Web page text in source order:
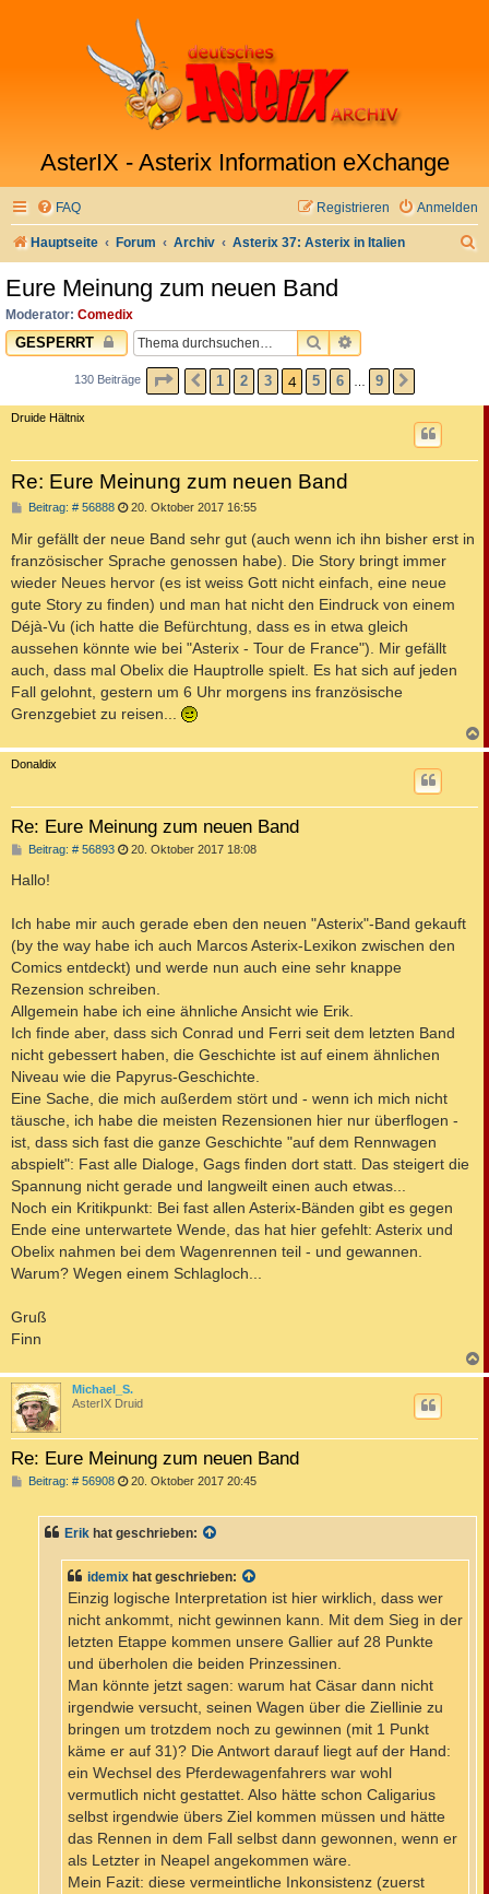
AsterIX - Asterix Information eXchange
FAQ Anmelden
Registrieren
Hauptseite Forum Archiv Asterix 37: Asterix in Italien
Eure Meinung zum neuen Band
Moderator: Comedix
GESPERRT SUCHEERWEITERTE
130 Beiträge SEITE4 VON9
VORHERIGE
1 2 3 4 5 6 9
Druide Hältnix
Re: Eure Meinung zum neuen Band
Beitrag: # 56888B
i
t
r
a
g
20. Oktober 2017 16:55
Mir gefällt der neue Band sehr gut (auch wenn ich ihn bisher erst in
französischer Sprache genossen habe). Die Story bringt immer
wieder Neues hervor (es ist weiss Gott nicht einfach, eine neue
gute Story zu finden) und man hat nicht den Eindruck von einem
Déjà-Vu (ich hatte die Befürchtung, dass es in etwa gleich
aussehen könnte wie bei "Asterix - Tour de France"). Mir gefällt
auch, dass mal Obelix die Hauptrolle spielt. Es hat sich auf jeden
Fall gelohnt, gestern um 6 Uhr morgens ins französische
Grenzgebiet zu reisen...
a
Donaldix
Re: Eure Meinung zum neuen Band
Beitrag: # 56893B
a
g
20. Oktober 2017 18:08
Hallo!
Ich habe mir auch gerade eben den neuen "Asterix"-Band gekauft
(by the way habe ich auch Marcos Asterix-Lexikon zwischen den
Comics entdeckt) und werde nun auch eine sehr knappe
Rezension schreiben.
Allgemein habe ich eine ähnliche Ansicht wie Erik.
Ich finde aber, dass sich Conrad und Ferri seit dem letzten Band
nicht gebessert haben, die Geschichte ist auf einem ähnlichen
Niveau wie die Papyrus-Geschichte.
Eine Sache, die mich außerdem stört und - wenn ich mich nicht
täusche, ich habe die meisten Rezensionen hier nur überflogen -
ist, dass sich fast die ganze Geschichte "auf dem Rennwagen
abspielt": Fast alle Dialoge, Gags finden dort statt. Das steigert die
Spannung nicht gerade und langweilt einen auch etwas...
Noch ein Kritikpunkt: Bei fast allen Asterix-Bänden gibt es gegen
Ende eine unterwartete Wende, das hat hier gefehlt: Asterix und
Obelix nahmen bei dem Wagenrennen teil - und gewannen.
Warum? Wegen einem Schlagloch...
Gruß
Finn
a
Michael_S.
AsterIX Druid
Re: Eure Meinung zum neuen Band
Beitrag: # 56908B
r
g
20. Oktober 2017 20:45
Erik hat geschrieben:
idemix hat geschrieben:
Einzig logische Interpretation ist hier wirklich, dass wer
nicht ankommt, nicht gewinnen kann. Mit dem Sieg in der
letzten Etappe kommen unsere Gallier auf 28 Punkte
und überholen die beiden Prinzessinen.
Man könnte jetzt sagen: warum hat Cäsar dann nicht
irgendwie versucht, seinen Wagen über die Ziellinie zu
bringen um trotzdem noch zu gewinnen (mit 1 Punkt
käme er auf 31)? Die Antwort darauf liegt auf der Hand:
ein Wechsel des Pferdewagenfahrers war wohl
vermutlich nicht gestattet. Also hätte schon Caligarius
selbst irgendwie übers Ziel kommen müssen und hätte
das Rennen in dem Fall selbst dann gewonnen, wenn er
als Letzter in Neapel angekommen wäre.
Mein Fazit: diese vermeintliche Inkonsistenz (zuerst